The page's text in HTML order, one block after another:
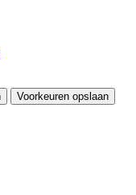
Voorkeuren opslaan